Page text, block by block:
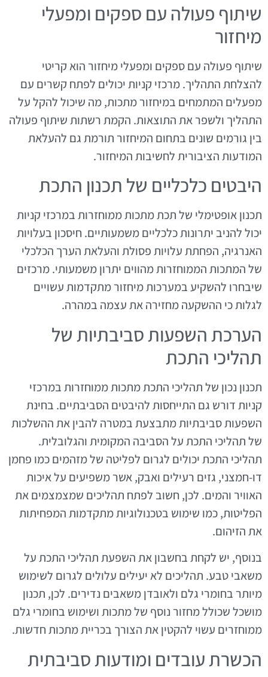
שיתוף פעולה עם ספקים ומפעלי
מיחזור
שיתוף פעולה עם ספקים ומפעלי מיחזור הוא קריטי
להצלחת התהליך. מרכזי קניות יכולים לפתח קשרים עם
מפעלים המתמחים במיחזור מתכות, מה שיכול להקל על
התהליך ולשפר את התוצאות. הקמת רשתות שיתוף פעולה
בין גורמים שונים בתחום המיחזור תורמת גם להעלאת
המודעות הציבורית לחשיבות המיחזור.
היבטים כלכליים של תכנון התכת
תכנון אופטימלי של תכת מתכות ממוחזרות במרכזי קניות
יכול להניב יתרונות כלכליים משמעותיים. חיסכון בעלויות
האנרגיה, הפחתת עלויות פסולת והעלאת הערך הכלכלי
של המתכות הממוחזרות מהווים יתרון משמעותי. מרכזים
שיבחרו להשקיע במערכות מיחזור מתקדמות עשויים
לגלות כי ההשקעה מחזירה את עצמה במהרה.
הערכת השפעות סביבתיות של
תהליכי התכת
תכנון נכון של תהליכי התכת מתכות ממוחזרות במרכזי
קניות דורש גם התייחסות להיבטים הסביבתיים. בחינת
השפעות סביבתיות מתבצעת במטרה להבין את ההשלכות
של תהליכי התכת על הסביבה המקומית והגלובלית.
תהליכי התכת יכולים לגרום לפליטה של מזהמים כמו פחמן
דו-חמצני, גזים רעילים ואבק, אשר משפיעים על איכות
האוויר והמים. לכן, חשוב לפתח תהליכים שמצמצמים את
הפליטות, כמו שימוש בטכנולוגיות מתקדמות המפחיתות
את הזיהום.
בנוסף, יש לקחת בחשבון את השפעת תהליכי התכת על
משאבי טבע. תהליכים לא יעילים עלולים לגרום לשימוש
מיותר בחומרי גלם ולאובדן משאבים נדירים. לכן, תכנון
מושכל שכולל מחזור נוסף של מתכות ושימוש בחומרי גלם
ממוחזרים עשוי להקטין את הצורך בכריית מתכות חדשות.
הכשרת עובדים ומודעות סביבתית